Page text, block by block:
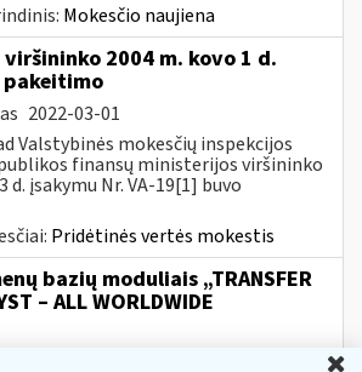
Mokesčio naujiena
viršininko 2004 m. kovo 1 d.
pakeitimo
2022-03-01
Valstybinės mokesčių inspekcijos
finansų ministerijos viršininko
d. įsakymu Nr. VA-19[1] buvo
Pridėtinės vertės mokestis
bazių moduliais „TRANSFER
– ALL WORLDWIDE